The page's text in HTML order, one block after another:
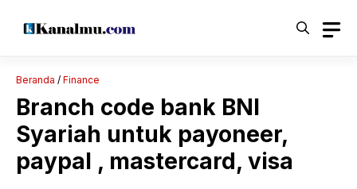
Beranda / Finance
Branch code bank BNI
Syariah untuk payoneer,
paypal , mastercard, visa